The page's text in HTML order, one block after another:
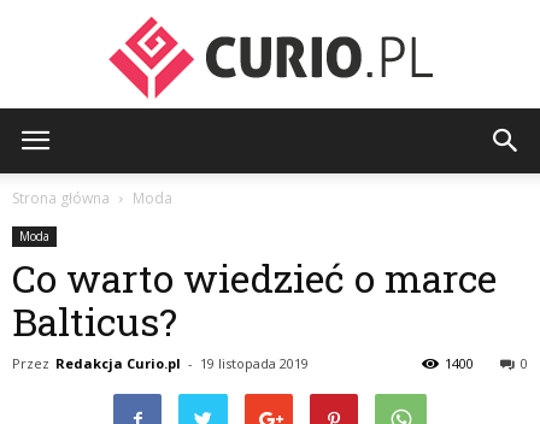
Strona główna Moda
Moda
Co warto wiedzieć o marce
Balticus?
Przez Redakcja Curio.pl - 19 listopada 2019 0
1400